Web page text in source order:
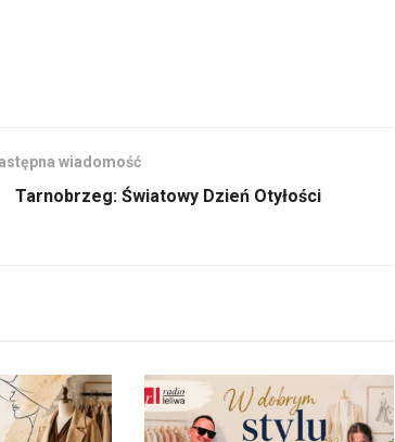
wiadomość
Tarnobrzeg: Światowy Dzień Otyłości